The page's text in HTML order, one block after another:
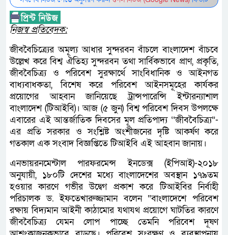
নিজস্ব প্রতিবেদক:
জীববৈচিত্র্যের অমূল্য আধার সুন্দরবন বাঁচলে বাংলাদেশ বাঁচবে
উল্লেখ করে বিশ্ব ঐতিহ্য সুন্দরবন তথা সার্বিকভাবে প্রাণ, প্রকৃতি,
জীববৈচিত্র্য ও পরিবেশ সুরক্ষার্থে সাংবিধানিক ও আইনগত
বাধ্যবাধকতা, বিশেষ করে পরিবেশ আইনসমূহের কার্যকর
প্রয়োগের আহবান জানিয়েছে ট্রান্সপারেন্সি ইন্টারন্যাশাল
বাংলাদেশ (টিআইবি)। আজ (৫ জুন) বিশ্ব পরিবেশ দিবস উপলক্ষে
এবারের এই আন্তর্জাতিক দিবসের মূল প্রতিপাদ্য ‘‘জীববৈচিত্র্য”-
এর প্রতি সরকার ও সংশ্লিষ্ট অংশীজনের দৃষ্টি আকর্ষণ করে
গতকাল এক সংবাদ বিজ্ঞপ্তিতে টিআইবি এই আহবান জানায়।
এনভায়রনমেন্টাল পারফরমেন্স ইনডেক্স (ইপিআই)-২০১৮
অনুযায়ী, ১৮০টি দেশের মধ্যে বাংলাদেশের অবস্থান ১৭৯তম
হওয়ার কারণে গভীর উদ্বেগ প্রকাশ করে টিআইবির নির্বাহী
পরিচালক ড. ইফতেখারুজ্জামান বলেন “বাংলাদেশে পরিবেশ
রক্ষায় বিদ্যমান আইনী কাঠামোর যথাযথ প্রয়োগে ঘাটতির কারণে
জীববৈচিত্র্য যেমন লোপ পাচ্ছে তেমনি পরিবেশ দূষণ